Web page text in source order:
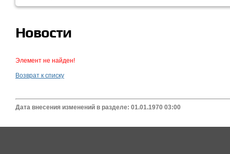
Новости
Элемент не найден!
Возврат к списку
Дата внесения изменений в разделе: 01.01.1970 03:00